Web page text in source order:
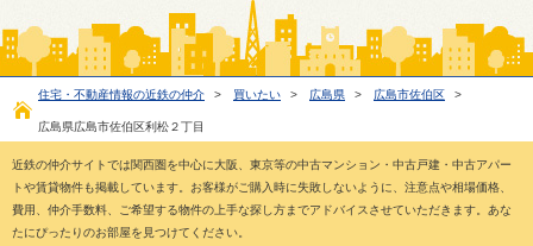
住宅・不動産情報の近鉄の仲介 > 買いたい > 広島県 > 広島市佐伯区 >
広島県広島市佐伯区利松２丁目
近鉄の仲介サイトでは関西圏を中心に大阪、東京等の中古マンション・中古戸建・中古アパー
トや賃貸物件も掲載しています。お客様がご購入時に失敗しないように、注意点や相場価格、
費用、仲介手数料、ご希望する物件の上手な探し方までアドバイスさせていただきます。あな
たにぴったりのお部屋を見つけてください。